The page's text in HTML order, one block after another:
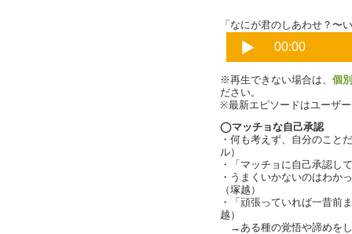
「なにが君のしあわせ？〜
※再生できない場合は、 個
ださい。
※最新エピソードはユーザ
◯マッチョな自己承認
・何も考えず、自分のこと
ル）
・「マッチョに自己承認し
・うまくいかないのはわか
（塚越）
・「頑張っていれば一昔前
越）
→ある種の覚悟や諦めをし